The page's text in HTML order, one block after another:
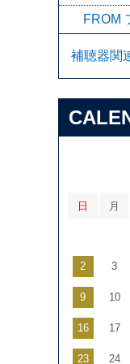
FROM
補聴器関
日 月
2 3
9 10
16 17
23 24